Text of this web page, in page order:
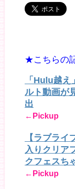
★こちらの
「Hulu越
ルト動画が
出
←Pickup
【ラブライ
入りクリア
クフェスち
←Pickup